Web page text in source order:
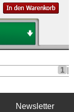
1 |
Newsletter